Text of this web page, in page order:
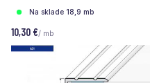
Na sklade 18,9 mb
10,30 €/ mb